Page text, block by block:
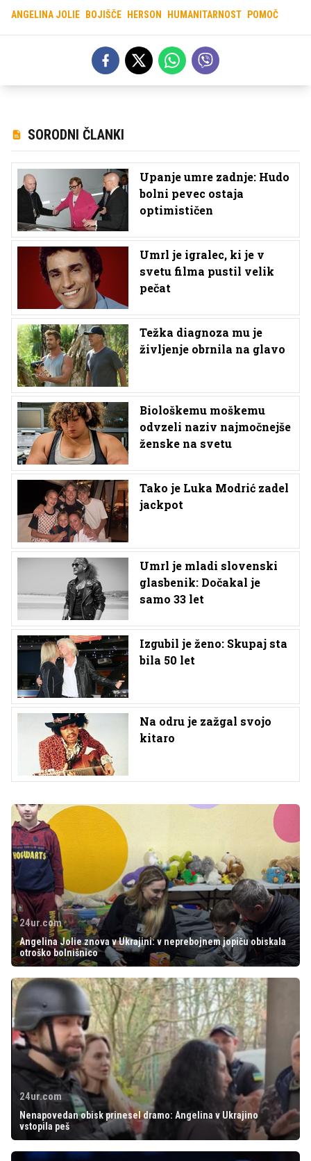
ANGELINA JOLIE BOJIŠČE HERSON HUMANITARNOST POMOČ
SORODNI ČLANKI
Upanje umre zadnje: Hudo
bolni pevec ostaja
optimističen
Umrl je igralec, ki je v
svetu filma pustil velik
pečat
Težka diagnoza mu je
življenje obrnila na glavo
Biološkemu moškemu
odvzeli naziv najmočnejše
ženske na svetu
Tako je Luka Modrić zadel
jackpot
Umrl je mladi slovenski
glasbenik: Dočakal je
samo 33 let
Izgubil je ženo: Skupaj sta
bila 50 let
Na odru je zažgal svojo
kitaro
24ur.com
Angelina Jolie znova v Ukrajini: v neprebojnem jopiču obiskala
otroško bolnišnico
24ur.com
Nenapovedan obisk prinesel dramo: Angelina v Ukrajino
vstopila peš